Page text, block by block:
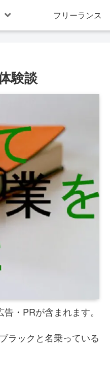
フリーランス
験談
・PRが含まれます。
ラックと名乗っている